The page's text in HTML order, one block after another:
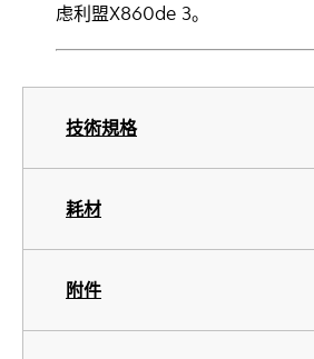
技術規格
耗材
附件
虑利盟X860de 3。